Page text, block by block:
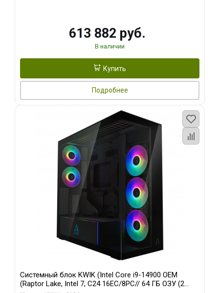
613 882 руб.
В наличии
Купить
Подробнее
Системный блок KWIK (Intel Core i9-14900 OEM
(Raptor Lake, Intel 7, C24 16EC/8PC// 64 ГБ ОЗУ (2